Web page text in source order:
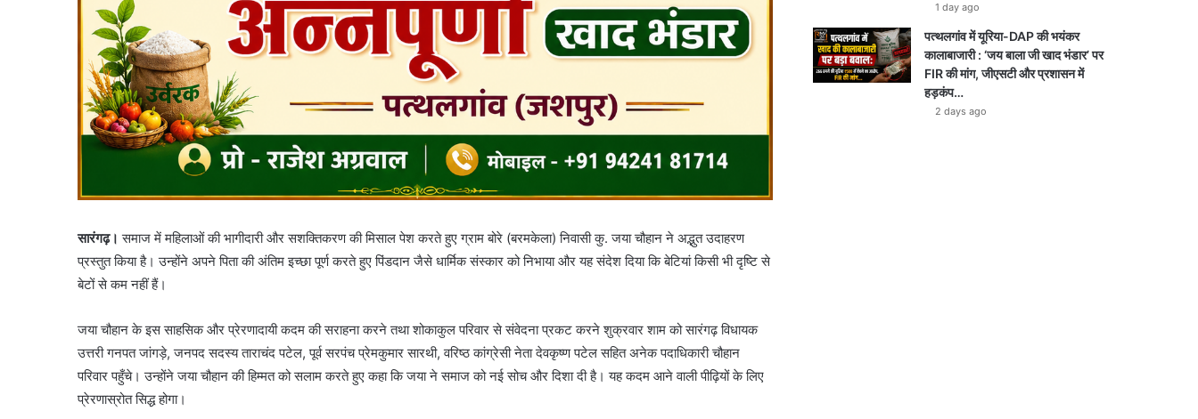
सारंगढ़। समाज में महिलाओं की भागीदारी और सशक्तिकरण की मिसाल पेश करते हुए ग्राम बोरे (बरमकेला) निवासी कु. जया चौहान ने अद्भुत उदाहरण
प्रस्तुत किया है। उन्होंने अपने पिता की अंतिम इच्छा पूर्ण करते हुए पिंडदान जैसे धार्मिक संस्कार को निभाया और यह संदेश दिया कि बेटियां किसी भी दृष्टि से
बेटों से कम नहीं हैं।
जया चौहान के इस साहसिक और प्रेरणादायी कदम की सराहना करने तथा शोकाकुल परिवार से संवेदना प्रकट करने शुक्रवार शाम को सारंगढ़ विधायक
उत्तरी गनपत जांगड़े, जनपद सदस्य ताराचंद पटेल, पूर्व सरपंच प्रेमकुमार सारथी, वरिष्ठ कांग्रेसी नेता देवकृष्ण पटेल सहित अनेक पदाधिकारी चौहान
परिवार पहुँचे। उन्होंने जया चौहान की हिम्मत को सलाम करते हुए कहा कि जया ने समाज को नई सोच और दिशा दी है। यह कदम आने वाली पीढ़ियों के लिए
प्रेरणास्रोत सिद्ध होगा।
1 day ago
पत्थलगांव में यूरिया-DAP की भयंकर
कालाबाजारी : ‘जय बाला जी खाद भंडार’ पर
FIR की मांग, जीएसटी और प्रशासन में
हड़कंप…
2 days ago